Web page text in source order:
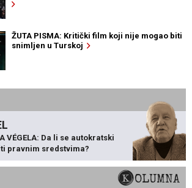
ŽUTA PISMA: Kritički film koji nije mogao biti
snimljen u Turskoj
VÉGELA: Da li se autokratski
pravnim sredstvima?
KOLUMNA